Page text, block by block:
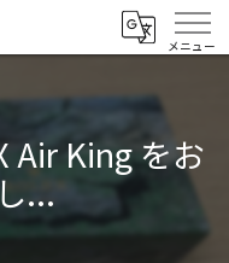
King をお
...